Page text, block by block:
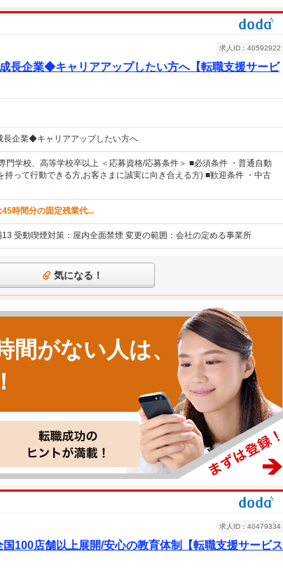
長企業◆キャリアアップしたい方へ【転職支援サービ
求人ID：40592922
長企業◆キャリアアップしたい方へ
学校、高等学校卒以上 ＜応募資格/応募条件＞ ■必須条件 ・普通自動
って行動できる方,お客さまに誠実に向き合える方) ■歓迎条件 ・中古
時間分の固定残業代...
受動喫煙対策：屋内全面禁煙 変更の範囲：会社の定める事業所
気になる！
がない人は、
100店舗以上展開/安心の教育体制【転職支援サービス
求人ID：40479334